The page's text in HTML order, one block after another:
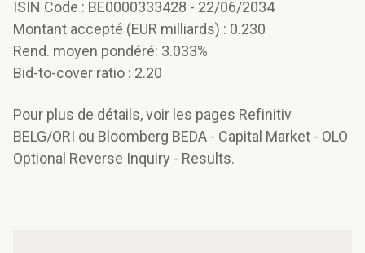
ISIN Code : BE0000333428 - 22/06/2034
Montant accepté (EUR milliards) : 0.230
Rend. moyen pondéré: 3.033%
Bid-to-cover ratio : 2.20
Pour plus de détails, voir les pages Refinitiv
BELG/ORI ou Bloomberg BEDA - Capital Market - OLO
Optional Reverse Inquiry - Results.